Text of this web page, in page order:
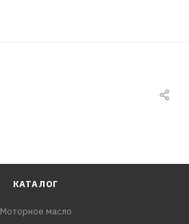
КАТАЛОГ
Моторное масло